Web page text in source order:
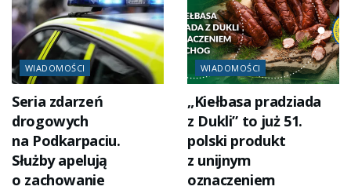
WIADOMOŚCI
Seria zdarzeń
drogowych
na Podkarpaciu.
Służby apelują
o zachowanie
WIADOMOŚCI
„Kiełbasa pradziada
z Dukli” to już 51.
polski produkt
z unijnym
oznaczeniem